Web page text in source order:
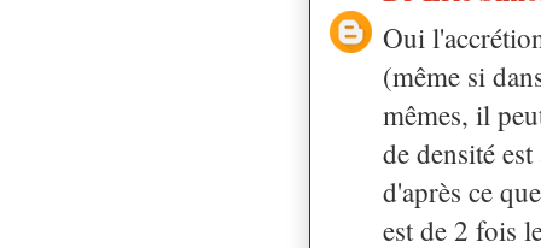
Oui
(même si
mêmes, il
de densité
d'après ce
est de 2 fois